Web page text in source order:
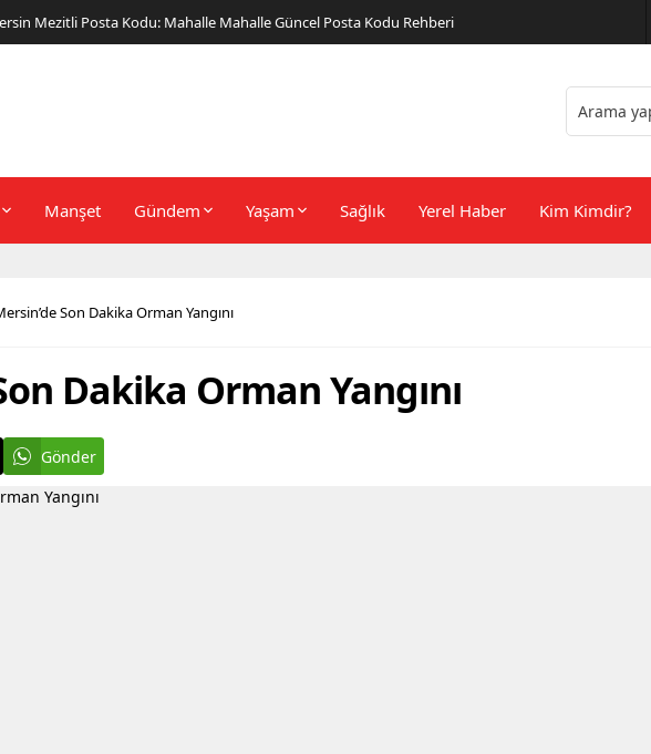
Stil İçin Erkek Sneaker Önerileri
Manşet Gündem Yaşam Sağlık Yerel Haber Kim Kimdir?
Son Dakika Orman Yangını
Dakika Orman Yangını
Gönder